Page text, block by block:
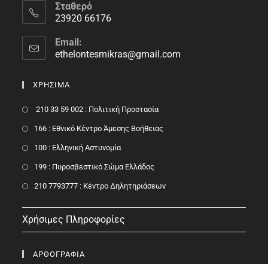
Σταθερό
23920 66176
Email:
ethelontesmikras@gmail.com
ΧΡΗΣΙΜΑ
210 33 59 002 : Πολιτική Προστασία
166 : Εθνικό Κέντρο Άμεσης Βοήθειας
100 : Ελληνική Αστυνομία
199 : Πυροσβεστικό Σώμα Ελλάδος
210 7793777 : Kέντρο Δηλητηριάσεων
Χρήσιμες Πληροφορίες
ΑΡΘΟΓΡΑΦΙΑ